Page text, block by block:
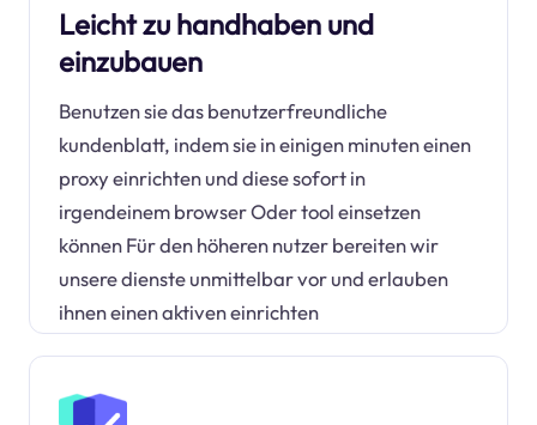
Leicht zu handhaben und
einzubauen
Benutzen sie das benutzerfreundliche
kundenblatt, indem sie in einigen minuten einen
proxy einrichten und diese sofort in
irgendeinem browser Oder tool einsetzen
können Für den höheren nutzer bereiten wir
unsere dienste unmittelbar vor und erlauben
ihnen einen aktiven einrichten